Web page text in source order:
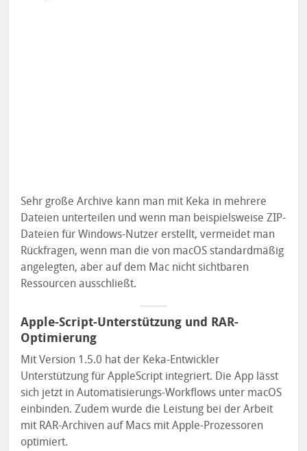
Sehr große Archive kann man mit Keka in mehrere
Dateien unterteilen und wenn man beispielsweise ZIP-
Dateien für Windows-Nutzer erstellt, vermeidet man
Rückfragen, wenn man die von macOS standardmäßig
angelegten, aber auf dem Mac nicht sichtbaren
Ressourcen ausschließt.
Apple-Script-Unterstützung und RAR-
Optimierung
Mit Version 1.5.0 hat der Keka-Entwickler
Unterstützung für AppleScript integriert. Die App lässt
sich jetzt in Automatisierungs-Workflows unter macOS
einbinden. Zudem wurde die Leistung bei der Arbeit
mit RAR-Archiven auf Macs mit Apple-Prozessoren
optimiert.